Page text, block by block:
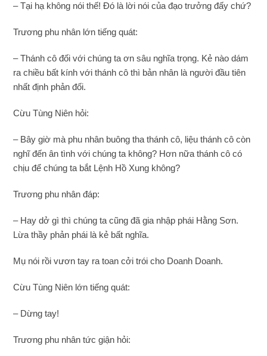
– Tại hạ không nói thế! Đó là lời nói của đạo trưởng đấy chứ?
Trương phu nhân lớn tiếng quát:
– Thánh cô đối với chúng ta ơn sâu nghĩa trọng. Kẻ nào dám
ra chiều bất kính với thánh cô thì bản nhân là người đầu tiên
nhất định phản đối.
Cừu Tùng Niên hỏi:
– Bây giờ mà phu nhân buông tha thánh cô, liệu thánh cô còn
nghĩ đến ân tình với chúng ta không? Hơn nữa thánh cô có
chịu để chúng ta bắt Lệnh Hồ Xung không?
Trương phu nhân đáp:
– Hay dở gì thì chúng ta cũng đã gia nhập phái Hằng Sơn.
Lừa thầy phản phái là kẻ bất nghĩa.
Mụ nói rồi vươn tay ra toan cởi trói cho Doanh Doanh.
Cừu Tùng Niên lớn tiếng quát:
– Dừng tay!
Trương phu nhân tức giận hỏi: